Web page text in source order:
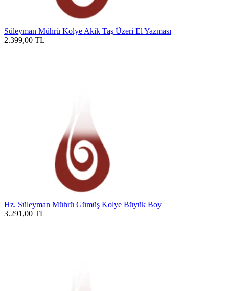
Süleyman Mührü Kolye Akik Taş Üzeri El Yazması
2.399,00 TL
Hz. Süleyman Mührü Gümüş Kolye Büyük Boy
3.291,00 TL